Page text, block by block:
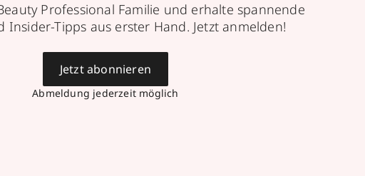
Professional Familie und erhalte spannende
Insider-Tipps aus erster Hand. Jetzt anmelden!
Abmeldung jederzeit möglich
Jetzt abonnieren